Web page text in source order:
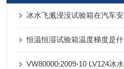
冰水飞溅浸没试验箱在汽车
恒温恒湿试验箱温度梯度是什
VW80000:2009-10 LV124冰